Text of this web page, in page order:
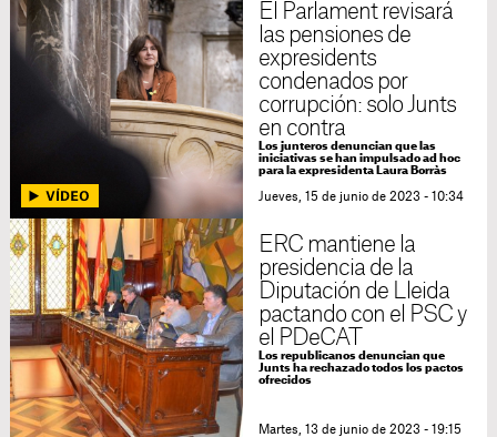
El Parlament revisará
las pensiones de
expresidents
condenados por
corrupción: solo Junts
en contra
Los junteros denuncian que las
iniciativas se han impulsado ad hoc
para la expresidenta Laura Borràs
Jueves, 15 de junio de 2023 - 10:34
ERC mantiene la
presidencia de la
Diputación de Lleida
pactando con el PSC y
el PDeCAT
Los republicanos denuncian que
Junts ha rechazado todos los pactos
ofrecidos
Martes, 13 de junio de 2023 - 19:15